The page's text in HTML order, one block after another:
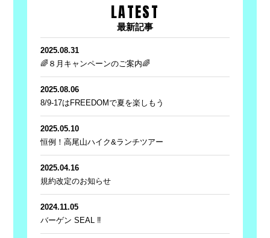
LATEST
最新記事
2025.08.31
🌈８月キャンペーンのご案内🌈
2025.08.06
8/9-17はFREEDOMで夏を楽しもう
2025.05.10
恒例！高尾山ハイク&ランチツアー
2025.04.16
規約改定のお知らせ
2024.11.05
バーゲン SEAL ‼